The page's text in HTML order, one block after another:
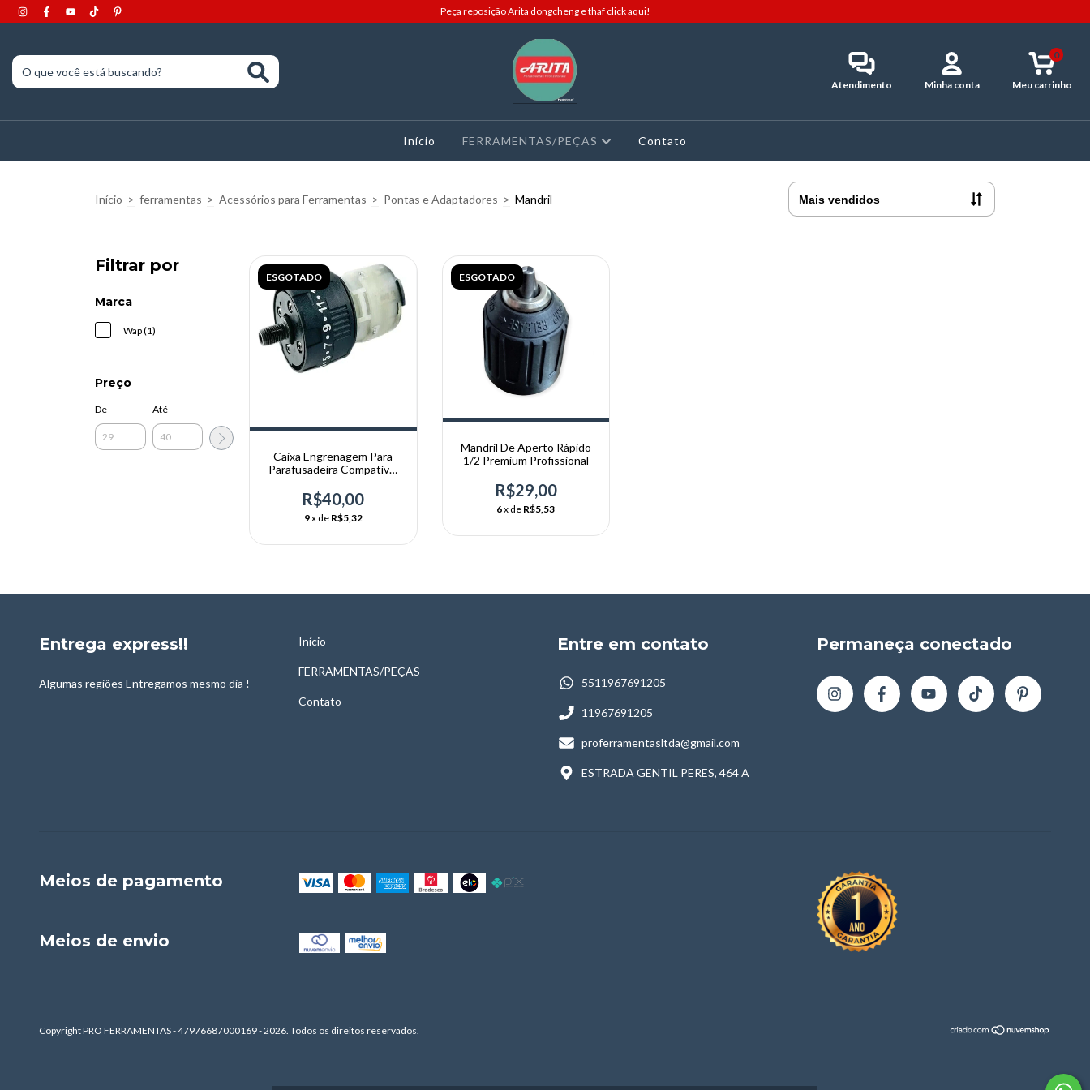
Peça reposição Arita dongcheng e thaf click aqui!
Atendimento Minha conta Meu carrinho
0
Início FERRAMENTAS/PEÇAS Contato
Início > ferramentas > Acessórios para Ferramentas > Pontas e Adaptadores > Mandril
Filtrar por
Marca
Wap (1)
Preço
De Até
ESGOTADO
Caixa Engrenagem Para
Parafusadeira Compatível
R$40,00
9x de R$5,32
ESGOTADO
Mandril De Aperto Rápido
1/2 Premium Profissional
R$29,00
6x de R$5,53
Entrega express!!
Algumas regiões Entregamos mesmo dia !
Início
FERRAMENTAS/PEÇAS
Contato
Entre em contato
5511967691205
11967691205
proferramentasltda@gmail.com
ESTRADA GENTIL PERES, 464 A
Permaneça conectado
Meios de pagamento
Meios de envio
Copyright PRO FERRAMENTAS - 47976687000169 - 2026. Todos os direitos reservados.